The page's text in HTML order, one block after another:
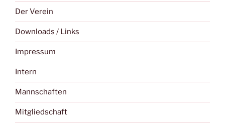
Der Verein
Downloads / Links
Impressum
Intern
Mannschaften
Mitgliedschaft